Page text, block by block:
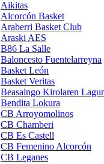
Aikitas
Alcorcón Basket
Araberri Basket Club
Araski AES
B86 La Salle
Baloncesto Fuentelarreyna
Basket León
Basket Veritas
Beasaingo Kirolaren
Bendita Lokura
CB Arroyomolinos
CB Chamberi
CB Es Castell
CB Femenino Alcorcón
CB Leganes